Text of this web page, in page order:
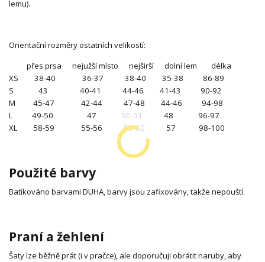
lemu).
Orientační rozměry ostatních velikostí:
přes prsa nejužší místo nejširší dolní lem délka
XS 38-40 36-37 38-40 35-38 86-89
S 43 40-41 44-46 41-43 90-92
M 45-47 42-44 47-48 44-46 94-98
L 49-50 47 50-51 48 96-97
XL 58-59 55-56 59-60 57 98-100
Použité barvy
Batikováno barvami DUHA, barvy jsou zafixovány, takže nepouští.
Praní a žehlení
Šaty lze běžně prát (i v pračce), ale doporučuji obrátit naruby, aby